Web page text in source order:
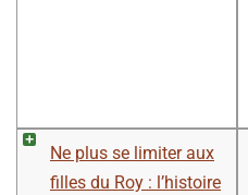
Ne plus se limiter aux
filles du Roy : l’histoire